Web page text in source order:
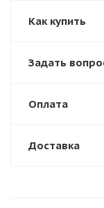
Как купить
Задать
Оплата
Доставка